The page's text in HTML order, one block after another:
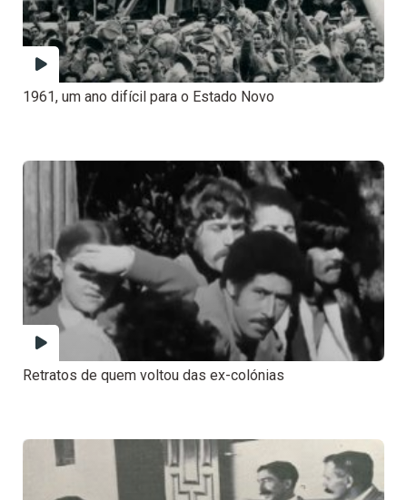
1961, um ano difícil para o Estado Novo
Retratos de quem voltou das ex-colónias